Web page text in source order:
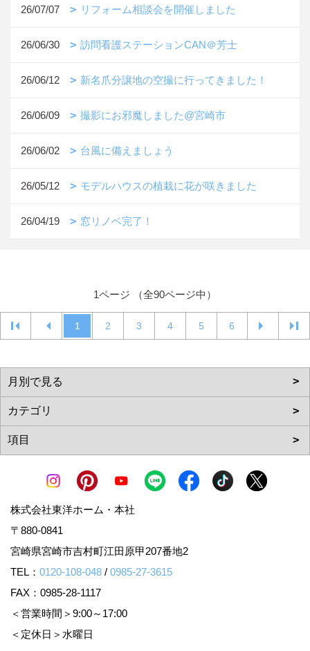
26/07/07 リフォーム相談会を開催しました
26/06/30 訪問看護ステーションCAN＠芳士
26/06/12 新名爪分譲地の空撮に行ってきました！
26/06/09 撮影にお邪魔しました@宮崎市
26/06/02 台風に備えましょう
26/05/12 モデルハウスの植栽に花が咲きました
26/04/19 窓リノベ完了！
1ページ （全90ページ中）
1 2 3 4 5 6
株式会社東洋ホーム・本社
〒880-0841
宮崎県宮崎市吉村町江田原甲207番地2
TEL： 0120-108-048 / 0985-27-3615
FAX：0985-28-1117
＜営業時間＞9:00～17:00
＜定休日＞水曜日